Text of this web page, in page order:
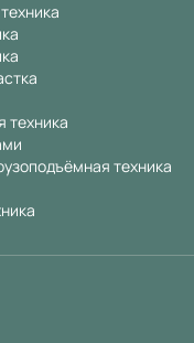
техника
техника